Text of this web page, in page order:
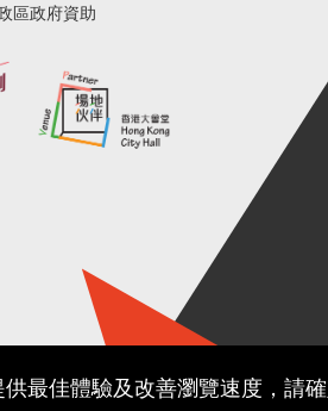
區政府資助
最佳體驗及改善瀏覽速度，請